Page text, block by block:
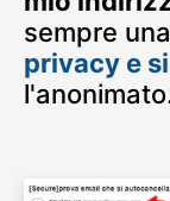
sempre una
privacy e